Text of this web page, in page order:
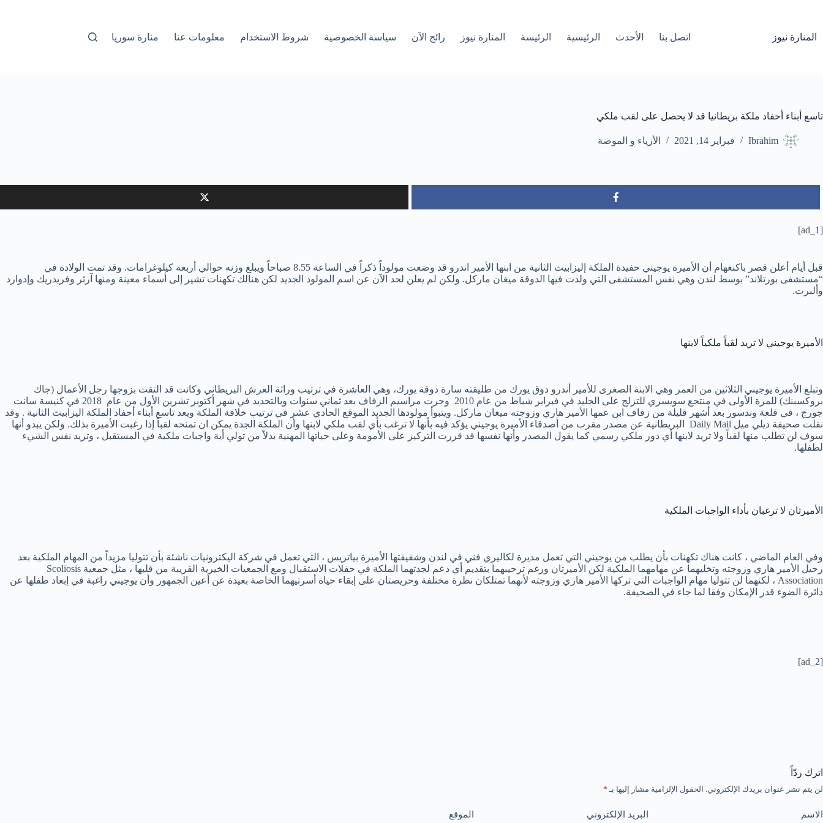
المنارة نيوز اتصل بنا الأحدث الرئيسية الرئیسة المنارة نيوز رائج الآن سياسة الخصوصية شروط الاستخدام معلومات عنا منارة سوريا
تاسع أبناء أحفاد ملكة بريطانيا قد لا يحصل على لقب ملكي
Ibrahim فبراير 14, 2021 الأزياء و الموضة
[ad_1]
قبل أيام أعلن قصر باكنغهام أن الأميرة يوجيني حفيدة الملكة إليزابيث الثانية من ابنها الأمير اندرو قد وضعت مولوداً ذكراً في الساعة 8.55 صباحاً ويبلغ وزنه حوالي أربعة كيلوغرامات. وقد تمت الولادة في
“مستشفى بورتلاند” بوسط لندن وهي نفس المستشفى التي ولدت فيها الدوقة ميغان ماركل. ولكن لم يعلن لحد الآن عن اسم المولود الجديد لكن هنالك تكهنات تشير إلى أسماء معينة ومنها آرثر وفريدريك وإدوارد
وألبرت.
الأميرة يوجيني لا تريد لقباً ملكياً لابنها
وتبلغ الأميرة يوجيني الثلاثين من العمر وهي الابنة الصغرى للأمير أندرو دوق يورك من طليقته سارة دوقة يورك، وهي العاشرة في ترتيب وراثة العرش البريطاني وكانت قد التقت بزوجها رجل الأعمال (جاك
بروكسبنك) للمرة الأولى في منتجع سويسري للتزلج على الجليد في فبراير شباط من عام 2010 وجرت مراسيم الزفاف بعد ثماني سنوات وبالتحديد في شهر أكتوبر تشرين الأول من عام 2018 في كنيسة سانت
جورج ، في قلعة وندسور بعد أشهر قليلة من زفاف ابن عمها الأمير هاري وزوجته ميغان ماركل. ويتبوأ مولودها الجديد الموقع الحادي عشر في ترتيب خلافة الملكة ويعد تاسع أبناء أحفاد الملكة اليزابيث الثانية . وقد
نقلت صحيفة ديلي ميل Daily Mail البريطانية عن مصدر مقرب من أصدقاء الأميرة يوجيني يؤكد فيه بأنها لا ترغب بأي لقب ملكي لابنها وأن الملكة الجدة يمكن ان تمنحه لقباً إذا رغبت الأميرة بذلك. ولكن يبدو أنها
سوف لن تطلب منها لقباً ولا تريد لابنها أي دور ملكي رسمي كما يقول المصدر وأنها نفسها قد قررت التركيز على الأمومة وعلى حياتها المهنية بدلاً من تولي أية واجبات ملكية في المستقبل ، وتريد نفس الشيء
لطفلها.
الأميرتان لا ترغبان بأداء الواجبات الملكية
وفي العام الماضي ، كانت هناك تكهنات بأن يطلب من يوجيني التي تعمل مديرة لكاليري فني في لندن وشقيقتها الأميرة بياتريس ، التي تعمل في شركة اليكترونيات ناشئة بأن تتوليا مزيداً من المهام الملكية بعد
رحيل الأمير هاري وزوجته وتخليهما عن مهامهما الملكية لكن الأميرتان ورغم ترحيبهما بتقديم أي دعم لجدتهما الملكة في حفلات الاستقبال ومع الجمعيات الخيرية القريبة من قلبها ، مثل جمعية Scoliosis
Association ، لكنهما لن تتوليا مهام الواجبات التي تركها الأمير هاري وزوجته لأنهما تمتلكان نظرة مختلفة وحريصتان على إبقاء حياة أسرتيهما الخاصة بعيدة عن أعين الجمهور وأن يوجيني راغبة في إبعاد طفلها عن
دائرة الضوء قدر الإمكان وفقا لما جاء في الصحيفة.
[ad_2]
اترك ردّاً
لن يتم نشر عنوان بريدك الإلكتروني. الحقول الإلزامية مشار إليها بـ *
الاسم البريد الإلكتروني الموقع